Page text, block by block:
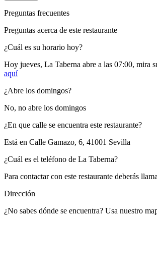
Preguntas frecuentes
Preguntas acerca de este restaurante
¿Cuál es su horario hoy?
Hoy jueves, La Taberna abre a las 07:00, mira
aquí
¿Abre los domingos?
No, no abre los domingos
¿En que calle se encuentra este restaurante?
Está en Calle Gamazo, 6, 41001 Sevilla
¿Cuál es el teléfono de La Taberna?
Para contactar con este restaurante deberás
Dirección
¿No sabes dónde se encuentra? Usa nuestro